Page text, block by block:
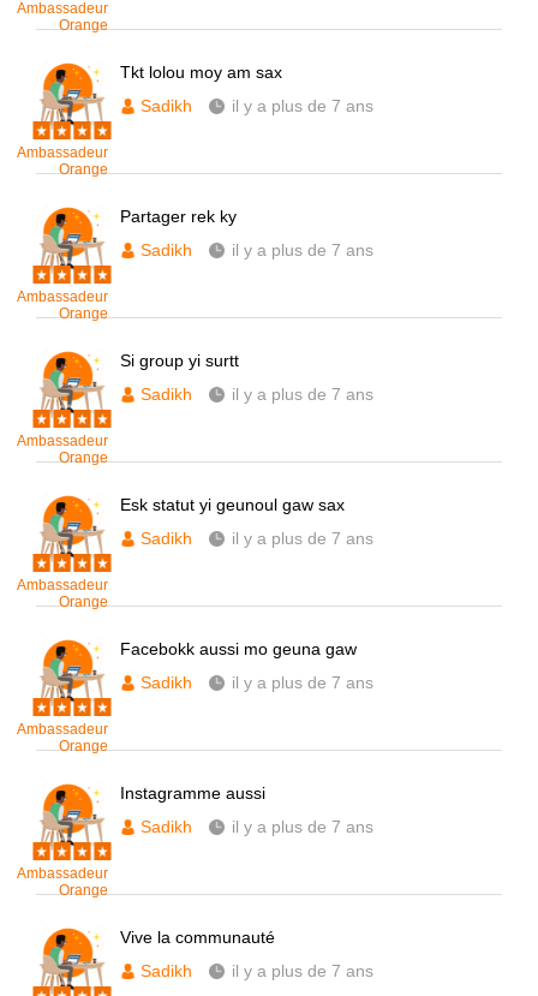
Ambassadeur
Orange
Ambassadeur
Orange
Tkt lolou moy am sax
Sadikh
il y a plus de 7 ans
Ambassadeur
Orange
Partager rek ky
Sadikh
il y a plus de 7 ans
Ambassadeur
Orange
Si group yi surtt
Sadikh
il y a plus de 7 ans
Ambassadeur
Orange
Esk statut yi geunoul gaw sax
Sadikh
il y a plus de 7 ans
Ambassadeur
Orange
Facebokk aussi mo geuna gaw
Sadikh
il y a plus de 7 ans
Ambassadeur
Orange
Instagramme aussi
Sadikh
il y a plus de 7 ans
Vive la communauté
Sadikh
il y a plus de 7 ans